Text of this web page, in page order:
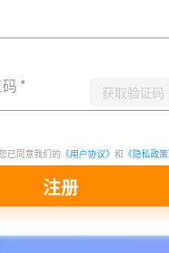
”，利用现有客户社交圈低
套企业名录搜索软件的核心
存在覆盖范围有限、效率低
企业名录搜索软件通过全网数
团队提供“精准、高效、合规
* 获取验证码
已同意我们的 《用户协议》 和 《隐私政策
注册